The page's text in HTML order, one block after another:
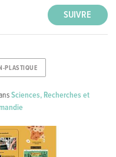
SUIVRE
PLASTIQUE
Sciences, Recherches et